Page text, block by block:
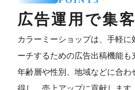
広告運用で集
カラーミーショップは、手軽に
ーチするための広告出稿機能も
年齢層や性別、地域などに合